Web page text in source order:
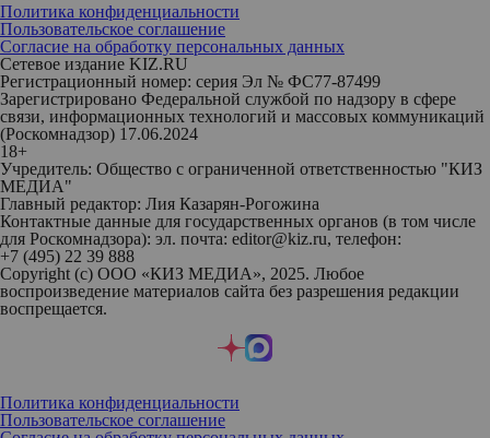
Политика конфиденциальности
Пользовательское соглашение
Согласие на обработку персональных данных
Сетевое издание KIZ.RU
Регистрационный номер: серия Эл № ФС77-87499
Зарегистрировано Федеральной службой по надзору в сфере
связи, информационных технологий и массовых коммуникаций
(Роскомнадзор) 17.06.2024
18+
Учредитель: Общество с ограниченной ответственностью "КИЗ
МЕДИА"
Главный редактор: Лия Казарян-Рогожина
Контактные данные для государственных органов (в том числе
для Роскомнадзора): эл. почта: editor@kiz.ru, телефон:
+7 (495) 22 39 888
Copyright (с) ООО «КИЗ МЕДИА», 2025. Любое
воспроизведение материалов сайта без разрешения редакции
воспрещается.
Политика конфиденциальности
Пользовательское соглашение